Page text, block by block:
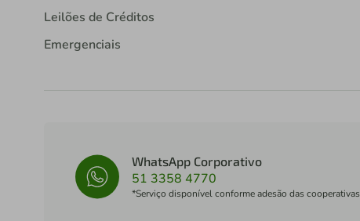
Leilões de Créditos
Emergenciais
WhatsApp Corporativo
51 3358 4770
*Serviço disponível conforme adesão das cooperativas